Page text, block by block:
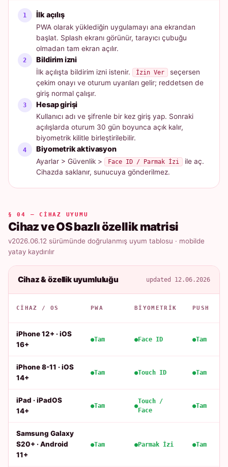
İlk açılış
PWA olarak yüklediğin uygulamayı ana ekrandan
başlat. Splash ekranı görünür, tarayıcı çubuğu
olmadan tam ekran açılır.
Bildirim izni
İlk açılışta bildirim izni istenir. İzin Ver
seçersen
çekim onayı ve oturum uyarıları gelir; reddetsen de
giriş normal çalışır.
Hesap girişi
Kullanıcı adı ve şifrenle bir kez giriş yap. Sonraki
açılışlarda oturum 30 gün boyunca açık kalır,
biyometrik kilitle birleştirilebilir.
Biyometrik aktivasyon
Ayarlar > Güvenlik > Face ID / Parmak İzi
ile aç.
Cihazda saklanır, sunucuya gönderilmez.
§ 04 — CIHAZ UYUMU
Cihaz ve OS bazlı özellik matrisi
v2026.06.12 sürümünde doğrulanmış uyum tablosu · mobilde
yatay kaydırılır
Cihaz & özellik uyumluluğu updated 12.06.2026
CIHAZ / OS PWA BIYOMETRIK PUSH
iPhone 12+ · iOS
16+
Tam Face ID Tam
iPhone 8-11 · iOS
14+
Tam Touch ID Tam
iPad · iPadOS
14+
Tam
Touch /
Face
Tam
Samsung Galaxy
S20+ · Android
11+
Tam Parmak İzi Tam